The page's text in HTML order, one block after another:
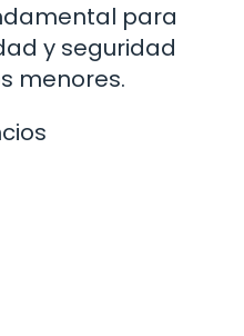
para
y seguridad
menores.